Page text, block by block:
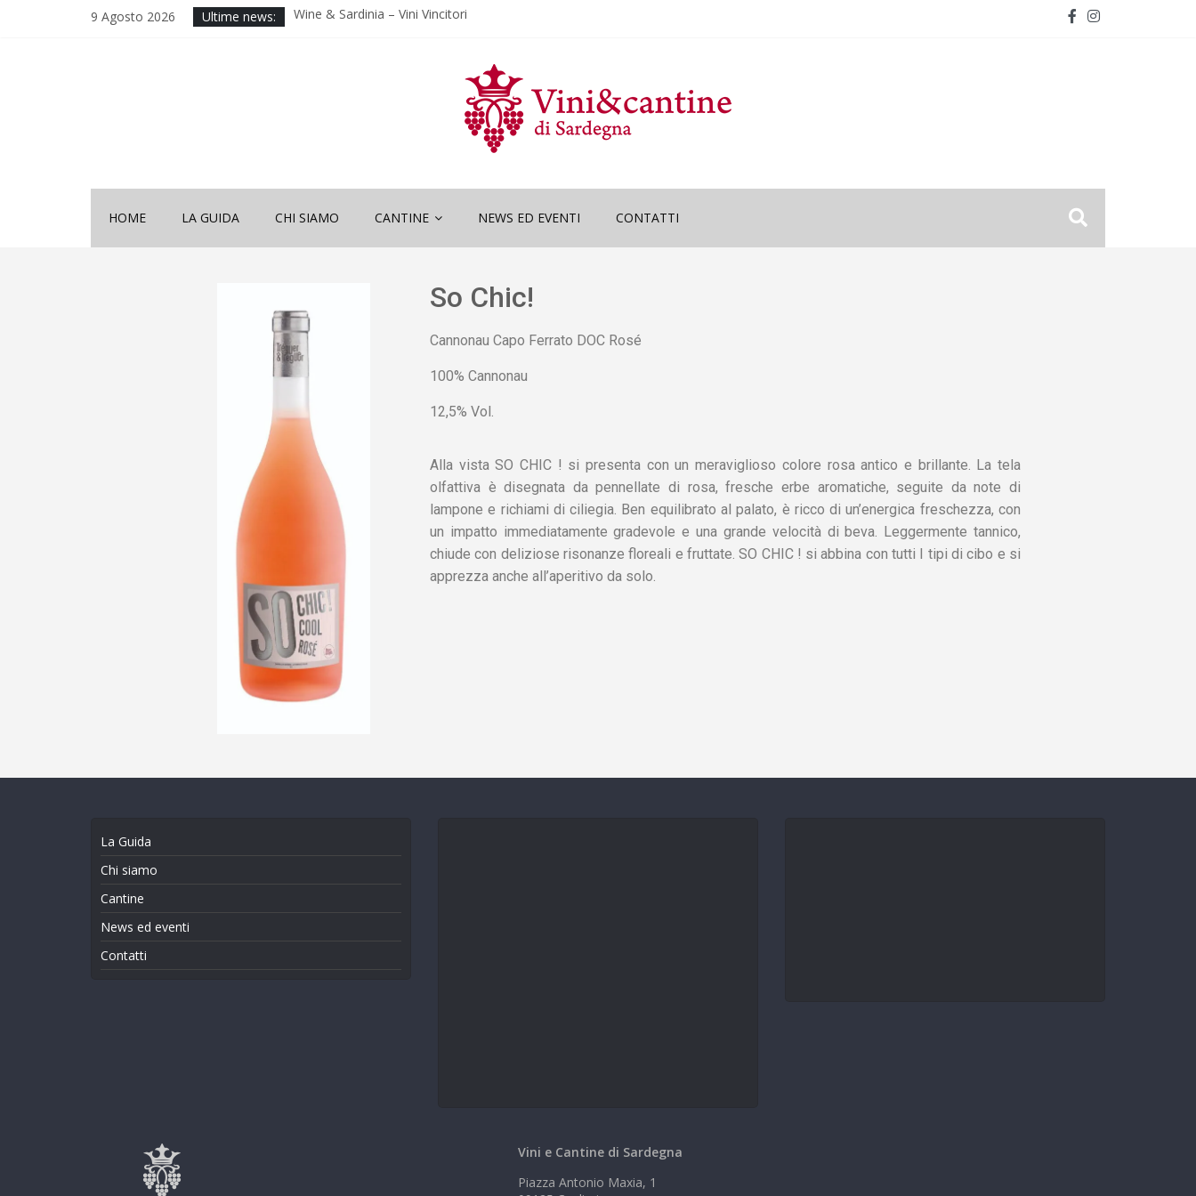
9 Agosto 2026 Ultime news:
2025
Wine & Sardinia – Vini Vincitori
Nona Edizione “Wine and Sardinia”
HOME LA GUIDA CHI SIAMO CANTINE NEWS ED EVENTI CONTATTI
So Chic!
Cannonau Capo Ferrato DOC Rosé
100% Cannonau
12,5% Vol.
Alla vista SO CHIC ! si presenta con un meraviglioso colore rosa antico e brillante. La tela
olfattiva è disegnata da pennellate di rosa, fresche erbe aromatiche, seguite da note di
lampone e richiami di ciliegia. Ben equilibrato al palato, è ricco di un’energica freschezza, con
un impatto immediatamente gradevole e una grande velocità di beva. Leggermente tannico,
chiude con deliziose risonanze floreali e fruttate. SO CHIC ! si abbina con tutti I tipi di cibo e si
apprezza anche all’aperitivo da solo.
La Guida
Chi siamo
Cantine
News ed eventi
Contatti
Vini e Cantine di Sardegna
Piazza Antonio Maxia, 1